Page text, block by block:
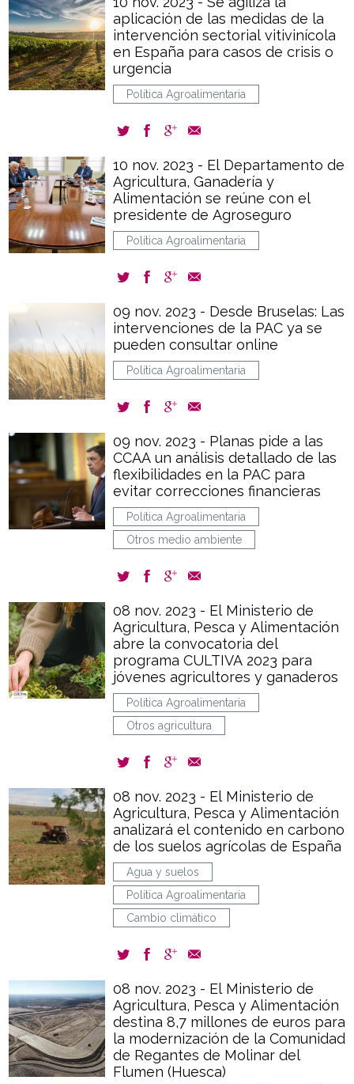
aplicación de las medidas de la
intervención sectorial vitivinícola
en España para casos de crisis o
urgencia
Política Agroalimentaria
10 nov. 2023 - El Departamento de
Agricultura, Ganadería y
Alimentación se reúne con el
presidente de Agroseguro
Política Agroalimentaria
09 nov. 2023 - Desde Bruselas: Las
intervenciones de la PAC ya se
pueden consultar online
Política Agroalimentaria
09 nov. 2023 - Planas pide a las
CCAA un análisis detallado de las
flexibilidades en la PAC para
evitar correcciones financieras
Política Agroalimentaria
Otros medio ambiente
08 nov. 2023 - El Ministerio de
Agricultura, Pesca y Alimentación
abre la convocatoria del
programa CULTIVA 2023 para
jóvenes agricultores y ganaderos
Política Agroalimentaria
Otros agricultura
08 nov. 2023 - El Ministerio de
Agricultura, Pesca y Alimentación
analizará el contenido en carbono
de los suelos agrícolas de España
Agua y suelos
Política Agroalimentaria
Cambio climático
08 nov. 2023 - El Ministerio de
Agricultura, Pesca y Alimentación
destina 8,7 millones de euros para
la modernización de la Comunidad
de Regantes de Molinar del
Flumen (Huesca)